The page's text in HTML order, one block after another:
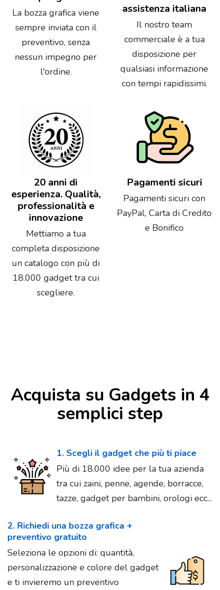
La bozza grafica viene
sempre inviata con il
preventivo, senza
nessun impegno per
l'ordine.
assistenza italiana
Il nostro team
commerciale è a tua
disposizione per
qualsiasi informazione
con tempi rapidissimi.
20 anni di
esperienza. Qualità,
professionalità e
innovazione
Mettiamo a tua
completa disposizione
un catalogo con più di
18.000 gadget tra cui
scegliere.
Pagamenti sicuri
Pagamenti sicuri con
PayPal, Carta di Credito
e Bonifico
Acquista su Gadgets in 4
semplici step
1. Scegli il gadget che più ti piace
Più di 18.000 idee per la tua azienda
tra cui zaini, penne, agende, borracce,
tazze, gadget per bambini, orologi ecc...
2. Richiedi una bozza grafica +
preventivo gratuito
Seleziona le opzioni di: quantità,
personalizzazione e colore del gadget
e ti invieremo un preventivo